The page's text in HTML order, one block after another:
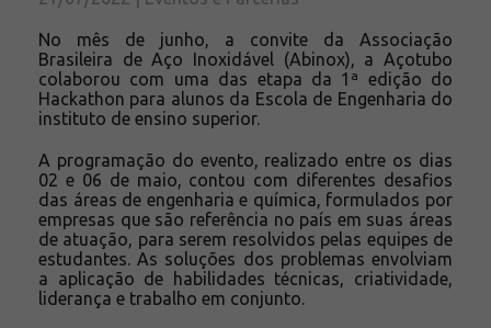
Qualidade
Planos de Financiamento
Compliance e LGPD
Ouvidoria
Blog
ESG
Trabalhe conosco
No mês de junho, a convite da Associação
Brasileira de Aço Inoxidável (Abinox), a Açotubo
colaborou com uma das etapa da 1ª edição do
Hackathon para alunos da Escola de Engenharia do
instituto de ensino superior.
A programação do evento, realizado entre os dias
02 e 06 de maio, contou com diferentes desafios
das áreas de engenharia e química, formulados por
empresas que são referência no país em suas áreas
de atuação, para serem resolvidos pelas equipes de
estudantes. As soluções dos problemas envolviam
a aplicação de habilidades técnicas, criatividade,
liderança e trabalho em conjunto.